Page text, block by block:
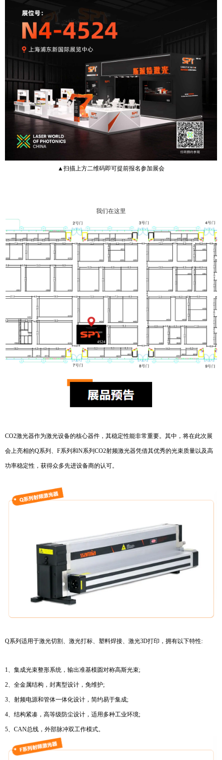
▲扫描上方二维码即可提前报名参加展会
我们在这里
CO2激光器作为激光设备的核心器件，其稳定性能非常重要。其中，将在此次展
会上亮相的Q系列、F系列和N系列CO2射频激光器凭借其优秀的光束质量以及高
功率稳定性，获得众多先进设备商的认可。
Q系列适用于激光切割、激光打标、塑料焊接、激光3D打印，拥有以下特性:
1、集成光束整形系统，输出准基模圆对称高斯光束;
2、全金属结构，封离型设计，免维护;
3、射频电源和管体一体化设计，简约易于集成;
4、结构紧凑，高等级防尘设计，适用多种工业环境;
5、CAN总线，外部脉冲双工作模式。